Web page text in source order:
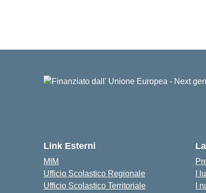
Link Esterni
MIM
Ufficio Scolastico Regionale
Ufficio Scolastico Territoriale
I
I